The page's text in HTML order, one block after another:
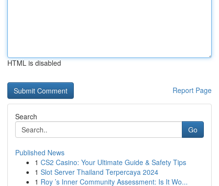
HTML is disabled
Report Page
Search
Go
Published News
1 CS2 Casino: Your Ultimate Guide & Safety Tips
1 Slot Server Thailand Terpercaya 2024
1 Roy ’s Inner Community Assessment: Is It Wo...